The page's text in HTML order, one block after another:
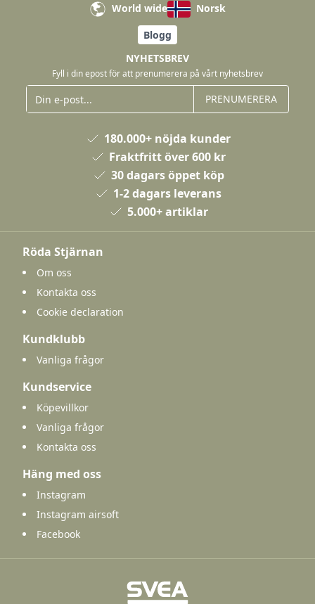
World wide
Norsk
Blogg
NYHETSBREV
Fyll i din epost för att prenumerera på vårt nyhetsbrev
PRENUMERERA
180.000+ nöjda kunder
Fraktfritt över 600 kr
30 dagars öppet köp
1-2 dagars leverans
5.000+ artiklar
Röda Stjärnan
Om oss
Kontakta oss
Cookie declaration
Kundklubb
Vanliga frågor
Kundservice
Köpevillkor
Vanliga frågor
Kontakta oss
Häng med oss
Instagram
Instagram airsoft
Facebook